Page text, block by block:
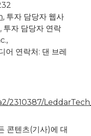
, 투자 담당자 웹사
자 담당자 연락
어 연락처: 댄 브레
2310387/
콘텐츠(기사)에 대